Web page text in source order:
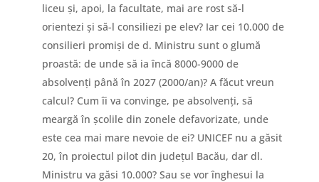
liceu și, apoi, la facultate, mai are rost să-l
orientezi și să-l consiliezi pe elev? Iar cei 10.000 de
consilieri promiși de d. Ministru sunt o glumă
proastă: de unde să ia încă 8000-9000 de
absolvenți până în 2027 (2000/an)? A făcut vreun
calcul? Cum îi va convinge, pe absolvenți, să
meargă în școlile din zonele defavorizate, unde
este cea mai mare nevoie de ei? UNICEF nu a găsit
20, în proiectul pilot din județul Bacău, dar dl.
Ministru va găsi 10.000? Sau se vor înghesui la